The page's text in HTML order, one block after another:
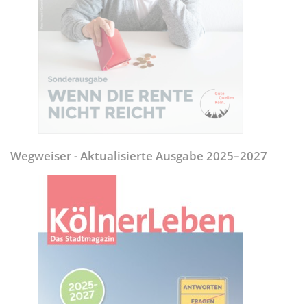
Wegweiser - Aktualisierte Ausgabe 2025–2027